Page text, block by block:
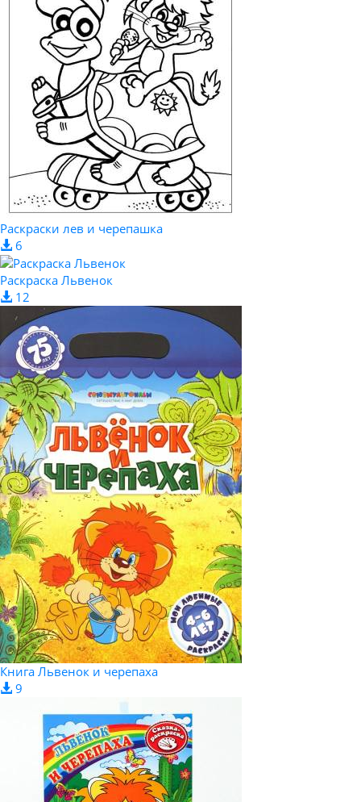
Раскраски лев и черепашка
6
Раскраска Львенок
12
Книга Львенок и черепаха
9